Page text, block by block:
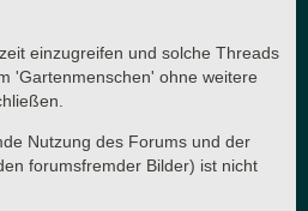
einzugreifen und solche Threads
'Gartenmenschen' ohne weitere
Nutzung des Forums und der
forumsfremder Bilder) ist nicht